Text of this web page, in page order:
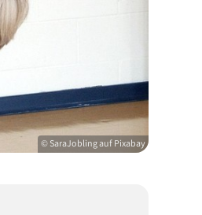
© SaraJobling auf Pixabay